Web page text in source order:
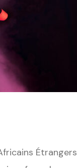
Étrangers